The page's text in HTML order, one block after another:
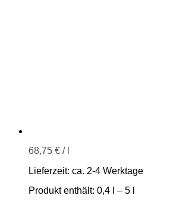
68,75 € /
Lieferzeit: ca. 2-4 Werktage
Produkt enthält: 0,4
– 5